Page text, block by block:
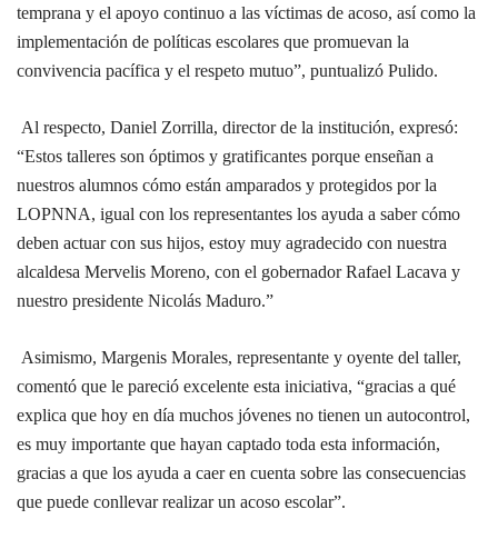
temprana y el apoyo continuo a las víctimas de acoso, así como la
implementación de políticas escolares que promuevan la
convivencia pacífica y el respeto mutuo”, puntualizó Pulido.
Al respecto, Daniel Zorrilla, director de la institución, expresó:
“Estos talleres son óptimos y gratificantes porque enseñan a
nuestros alumnos cómo están amparados y protegidos por la
LOPNNA, igual con los representantes los ayuda a saber cómo
deben actuar con sus hijos, estoy muy agradecido con nuestra
alcaldesa Mervelis Moreno, con el gobernador Rafael Lacava y
nuestro presidente Nicolás Maduro.”
Asimismo, Margenis Morales, representante y oyente del taller,
comentó que le pareció excelente esta iniciativa, “gracias a qué
explica que hoy en día muchos jóvenes no tienen un autocontrol,
es muy importante que hayan captado toda esta información,
gracias a que los ayuda a caer en cuenta sobre las consecuencias
que puede conllevar realizar un acoso escolar”.